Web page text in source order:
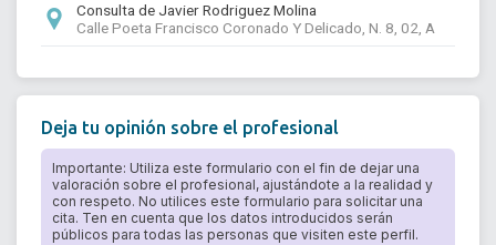
Consulta de Javier Rodriguez Molina
Calle Poeta Francisco Coronado Y Delicado, N. 8, 02, A
Deja tu opinión sobre el profesional
Importante: Utiliza este formulario con el fin de dejar una
valoración sobre el profesional, ajustándote a la realidad y
con respeto. No utilices este formulario para solicitar una
cita. Ten en cuenta que los datos introducidos serán
públicos para todas las personas que visiten este perfil.